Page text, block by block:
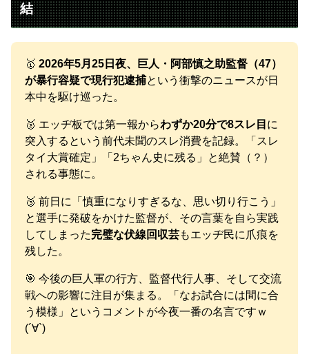
結
🥇 2026年5月25日夜、巨人・阿部慎之助監督（47）
が暴行容疑で現行犯逮捕という衝撃のニュースが日
本中を駆け巡った。
🥈 エッヂ板では第一報からわずか20分で8スレ目 に
突入するという前代未聞のスレ消費を記録。「スレ
タイ大賞確定」「2ちゃん史に残る」と絶賛（？）
される事態に。
🥉 前日に「慎重になりすぎるな、思い切り行こう」
と選手に発破をかけた監督が、その言葉を自ら実践
してしまった完璧な伏線回収芸もエッヂ民に爪痕を
残した。
🎯 今後の巨人軍の行方、監督代行人事、そして交流
戦への影響に注目が集まる。「なお試合には間に合
う模様」というコメントが今夜一番の名言ですｗ
(´∀`)